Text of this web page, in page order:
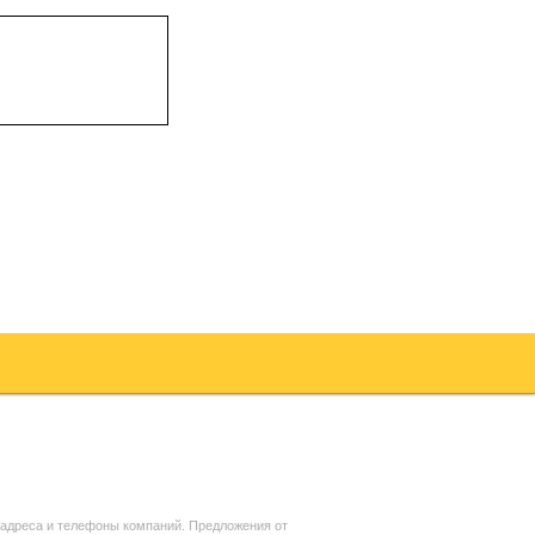
и телефоны компаний. Предложения от